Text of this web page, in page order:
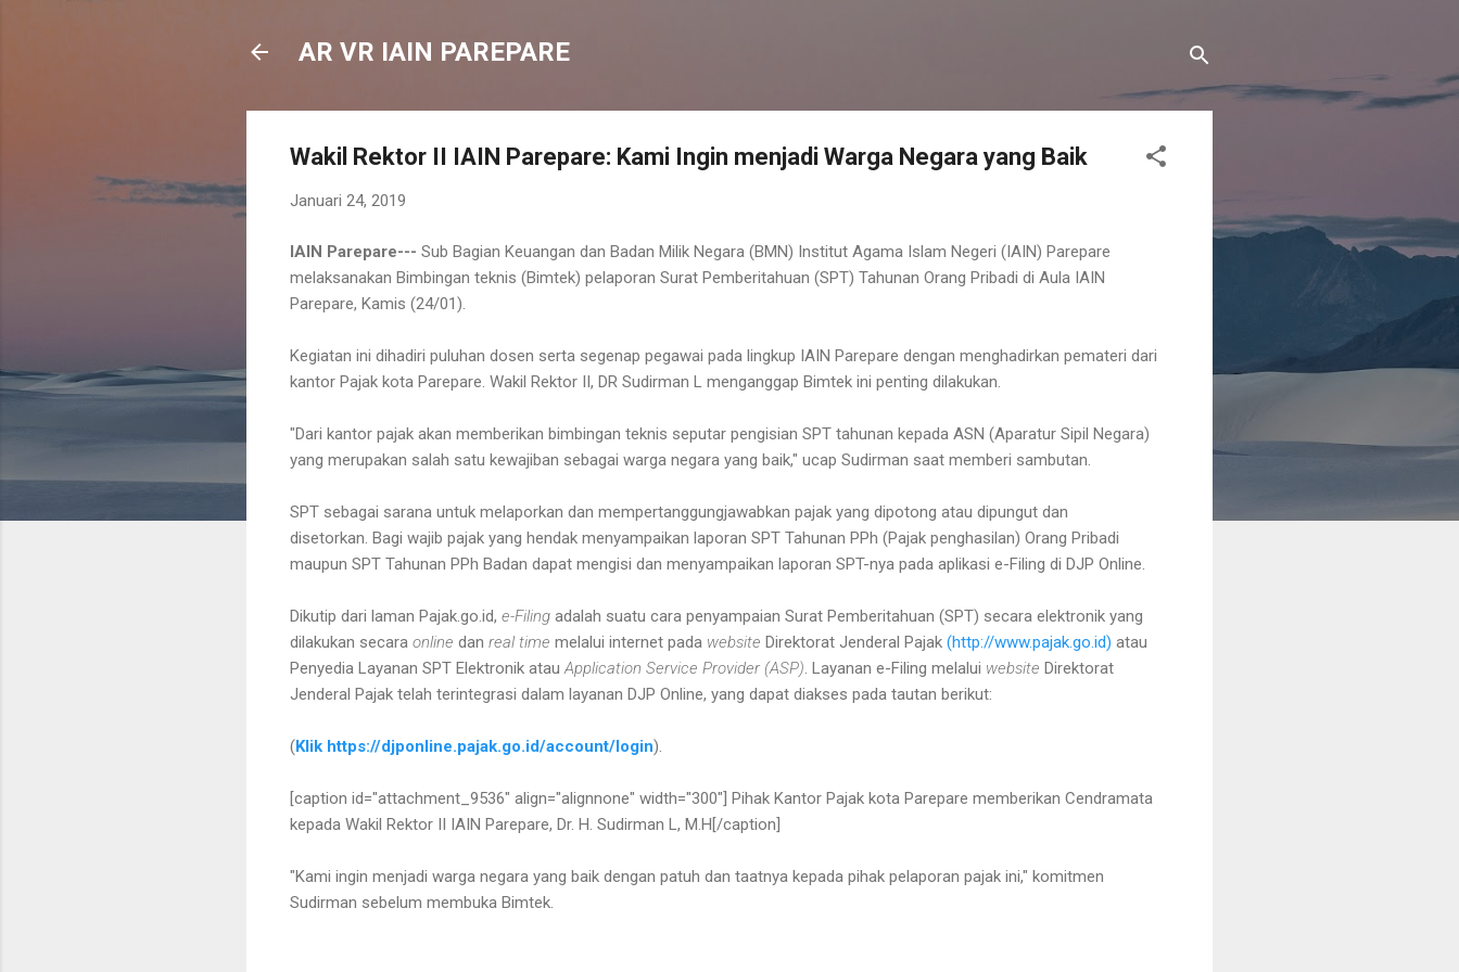
AR VR IAIN PAREPARE
Wakil Rektor II IAIN Parepare: Kami Ingin menjadi Warga Negara yang Baik
Januari 24, 2019
IAIN Parepare--- Sub Bagian Keuangan dan Badan Milik Negara (BMN) Institut Agama Islam Negeri (IAIN) Parepare
melaksanakan Bimbingan teknis (Bimtek) pelaporan Surat Pemberitahuan (SPT) Tahunan Orang Pribadi di Aula IAIN
Parepare, Kamis (24/01).
Kegiatan ini dihadiri puluhan dosen serta segenap pegawai pada lingkup IAIN Parepare dengan menghadirkan pemateri dari
kantor Pajak kota Parepare. Wakil Rektor II, DR Sudirman L menganggap Bimtek ini penting dilakukan.
"Dari kantor pajak akan memberikan bimbingan teknis seputar pengisian SPT tahunan kepada ASN (Aparatur Sipil Negara)
yang merupakan salah satu kewajiban sebagai warga negara yang baik," ucap Sudirman saat memberi sambutan.
SPT sebagai sarana untuk melaporkan dan mempertanggungjawabkan pajak yang dipotong atau dipungut dan
disetorkan. Bagi wajib pajak yang hendak menyampaikan laporan SPT Tahunan PPh (Pajak penghasilan) Orang Pribadi
maupun SPT Tahunan PPh Badan dapat mengisi dan menyampaikan laporan SPT-nya pada aplikasi e-Filing di DJP Online.
Dikutip dari laman Pajak.go.id, e-Filing adalah suatu cara penyampaian Surat Pemberitahuan (SPT) secara elektronik yang
dilakukan secara online dan real time melalui internet pada website Direktorat Jenderal Pajak (http://www.pajak.go.id) atau
Penyedia Layanan SPT Elektronik atau Application Service Provider (ASP) . Layanan e-Filing melalui website Direktorat
Jenderal Pajak telah terintegrasi dalam layanan DJP Online, yang dapat diakses pada tautan berikut:
(Klik https://djponline.pajak.go.id/account/login).
[caption id="attachment_9536" align="alignnone" width="300"] Pihak Kantor Pajak kota Parepare memberikan Cendramata
kepada Wakil Rektor II IAIN Parepare, Dr. H. Sudirman L, M.H[/caption]
"Kami ingin menjadi warga negara yang baik dengan patuh dan taatnya kepada pihak pelaporan pajak ini," komitmen
Sudirman sebelum membuka Bimtek.